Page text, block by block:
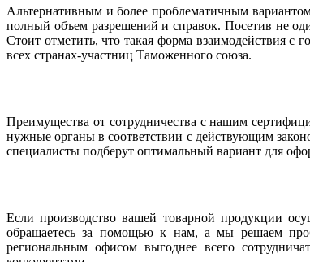
Альтернативным и более проблематичным
полный объем разрешений и справок. Посетив не
Стоит отметить, что такая форма взаимодействия с
всех странах-участниц Таможенного союза.
Преимущества от сотрудничества с нашим
нужные органы в соответствии с действующим
специалисты подберут оптимальный вариант для
Если производство вашей товарной продукции
обращаетесь за помощью к нам, а мы решаем
региональным офисом выгоднее всего